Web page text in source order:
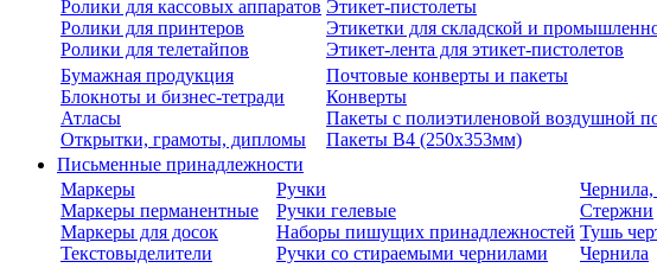
Ролики для кассовых аппаратов
Ролики для принтеров
Ролики для телетайпов
Этикет-пистолеты
Этикетки для складской и
Этикет-лента для этикет-пистолетов
Бумажная продукция
Блокноты и бизнес-тетради
Атласы
Открытки, грамоты, дипломы
Почтовые конверты и пакеты
Конверты
Пакеты с полиэтиленовой воздушной
Пакеты В4 (250х353мм)
Письменные принадлежности
Маркеры
Маркеры перманентные
Маркеры для досок
Текстовыделители
Ручки
Ручки гелевые
Наборы пишущих принадлежностей
Ручки со стираемыми чернилами
Стержни
Тушь
Чернила